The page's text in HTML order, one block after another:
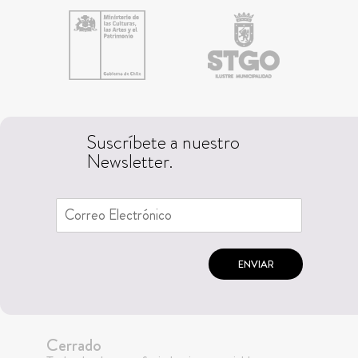
Suscríbete a nuestro
Newsletter.
ENVIAR
Cerrado